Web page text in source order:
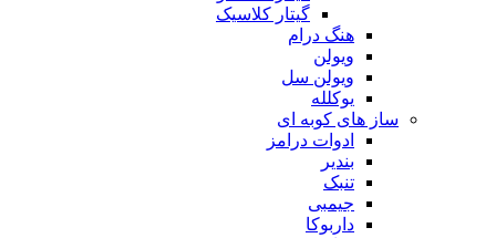
گیتار کلاسیک
هنگ درام
ویولن
ویولن سل
یوکلله
ساز های کوبه ای
ادوات درامز
بندیر
تنبک
جیمبی
داربوکا